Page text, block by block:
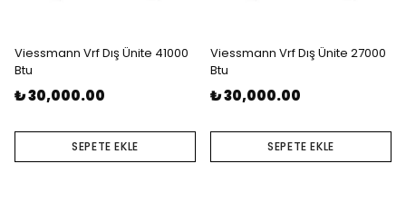
Viessmann Vrf Dış Ünite 41000
Btu
₺ 30,000.00
SEPETE EKLE
Viessmann Vrf Dış Ünite 27000
Btu
₺ 30,000.00
SEPETE EKLE